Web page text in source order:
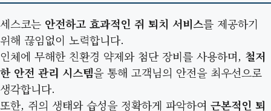
세스코는 안전하고 효과적인 쥐 퇴치 서비스를 제공하기
위해 끊임없이 노력합니다.
인체에 무해한 친환경 약제와 첨단 장비를 사용하며, 철저
한 안전 관리 시스템을 통해 고객님의 안전을 최우선으로
생각합니다.
또한, 쥐의 생태와 습성을 정확하게 파악하여 근본적인 퇴